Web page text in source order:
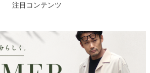
注目コンテンツ